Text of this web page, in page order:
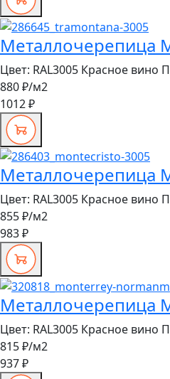
Металлочерепица
Цвет: RAL3005 Красное вино
880 ₽/м2
1012 ₽
Металлочерепица
Цвет: RAL3005 Красное вино
855 ₽/м2
983 ₽
Металлочерепица
Цвет: RAL3005 Красное вино
815 ₽/м2
937 ₽